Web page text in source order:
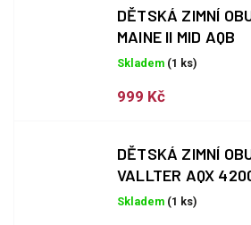
DĚTSKÁ ZIMNÍ
MAINE II MID AQB
Skladem (1 ks)
999 Kč
DĚTSKÁ ZIMNÍ
VALLTER AQX
Skladem (1 ks)